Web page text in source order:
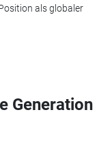
als globaler
Generation